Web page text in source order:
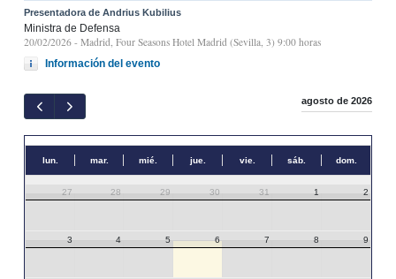
Presentadora de Andrius Kubilius
Ministra de Defensa
20/02/2026 - Madrid, Four Seasons Hotel Madrid (Sevilla, 3) 9:00 horas
Información del evento
agosto de 2026
lun. mar. mié. jue. vie. sáb. dom.
27 28 29 30 31 1 2
3 4 5 6 7 8 9